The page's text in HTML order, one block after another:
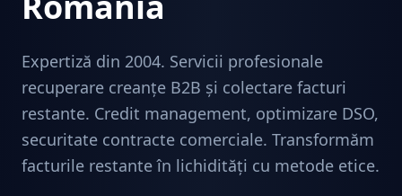
Expertiză din 2004. Servicii profesionale
recuperare creanțe B2B și colectare facturi
restante. Credit management, optimizare DSO,
securitate contracte comerciale. Transformăm
facturile restante în lichidități cu metode etice.